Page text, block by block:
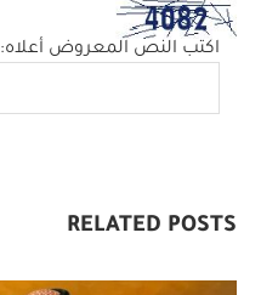
اكتب النص المعروض أعلاه:
RELATED POSTS